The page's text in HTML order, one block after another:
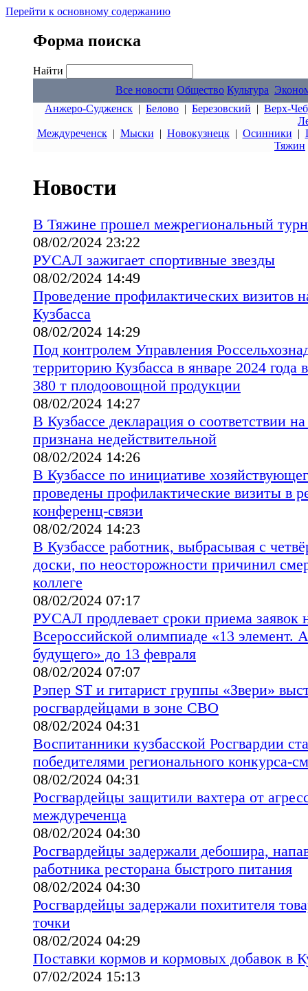
Перейти к основному содержанию
Форма поиска
Найти
Все новости Общество Культура
Анжеро-Судженск | Белово | Березовский | Верх-
Междуреченск| Мыски | Новокузнецк| Осинники |
Тяжин
Новости
В Тяжине прошел межрегиональный
08/02/2024 23:22
РУСАЛ зажигает спортивные звезды
08/02/2024 14:49
Проведение профилактических визитов
Кузбасса
08/02/2024 14:29
Под контролем Управления
территорию Кузбасса в январе 2024 года
380 т плодоовощной продукции
08/02/2024 14:27
В Кузбассе декларация о соответствии
признана недействительной
08/02/2024 14:26
В Кузбассе по инициативе
проведены профилактические визиты в
конференц-связи
08/02/2024 14:23
В Кузбассе работник, выбрасывая с
доски, по неосторожности причинил
коллеге
08/02/2024 07:17
РУСАЛ продлевает сроки приема заявок
Всероссийской олимпиаде «13 элемент.
будущего» до 13 февраля
08/02/2024 07:07
Рэпер ST и гитарист группы «Звери»
росгвардейцами в зоне СВО
08/02/2024 04:31
Воспитанники кузбасской Росгвардии
победителями регионального конкурса-
08/02/2024 04:31
Росгвардейцы защитили вахтера от
междуреченца
08/02/2024 04:30
Росгвардейцы задержали дебошира,
работника ресторана быстрого питания
08/02/2024 04:30
Росгвардейцы задержали похитителя
точки
08/02/2024 04:29
Поставки кормов и кормовых добавок в
07/02/2024 15:13